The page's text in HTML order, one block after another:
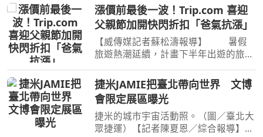
漲價前最後一波！Trip.com 喜迎
父親節加開快閃折扣「爸氣抗漲」
【威傳媒記者蘇松濤報導】 暑假
旅遊熱潮延續，計畫下半年出遊的旅客
全球領先的線上旅遊平台Trip.com特別
結合父親節檔期，即日起至 8 月 8 日晚
間11點59分 推出限時
捷米JAMIE把臺北帶向世界 文博
會限定展區曝光
捷米的城市宇宙活動照。（圖／臺北大
眾捷運）【記者陳夏恩／綜合報導】今